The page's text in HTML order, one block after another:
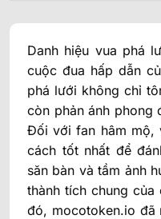
Danh hiệu vua phá
cuộc đua hấp dẫn
phá lưới không chỉ
còn phản ánh phong
Đối với fan hâm
cách tốt nhất để
săn bàn và tầm ảnh
thành tích chung
đó, mocotoken.io đã